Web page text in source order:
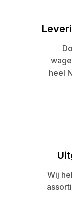
heel
Wij